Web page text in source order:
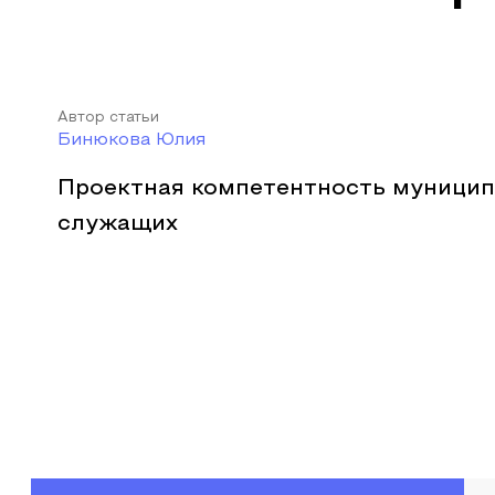
Автор статьи
Бинюкова Юлия
Проектная компетентность
служащих